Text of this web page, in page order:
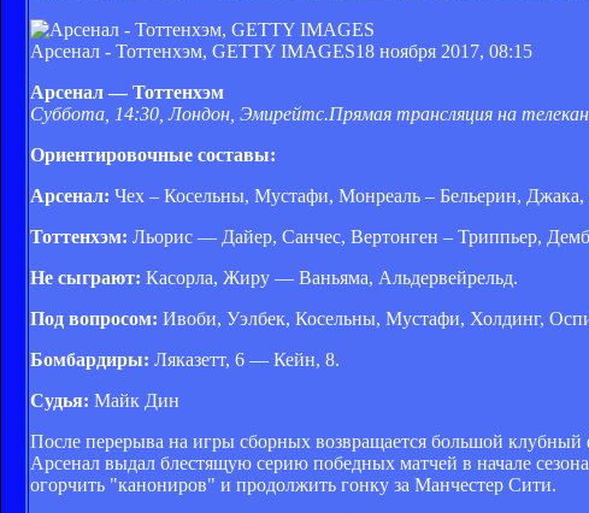
Арсенал - Тоттенхэм, GETTY IMAGES18 ноября 2017, 08:15
Арсенал — Тоттенхэм
Суббота, 14:30, Лондон, Эмирейтс.Прямая трансляция на
Ориентировочные составы:
Арсенал: Чех – Косельны, Мустафи, Монреаль – Бельерин,
Тоттенхэм: Льорис — Дайер, Санчес, Вертонген – Триппьер,
Не сыграют: Касорла, Жиру — Ваньяма, Альдервейрельд.
Под вопросом: Ивоби, Уэлбек, Косельны, Мустафи, Холдинг,
Бомбардиры: Ляказетт, 6 — Кейн, 8.
Судья: Майк Дин
После перерыва на игры сборных возвращается большой клубный
Арсенал выдал блестящую серию победных матчей в начале
огорчить "канониров" и продолжить гонку за Манчестер Сити.